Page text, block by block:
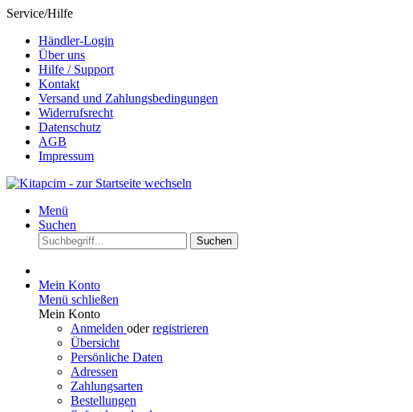
Service/Hilfe
Händler-Login
Über uns
Hilfe / Support
Kontakt
Versand und Zahlungsbedingungen
Widerrufsrecht
Datenschutz
AGB
Impressum
Menü
Suchen
Suchen
Mein Konto
Menü schließen
Mein Konto
Anmelden oderregistrieren
Übersicht
Persönliche Daten
Adressen
Zahlungsarten
Bestellungen